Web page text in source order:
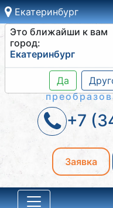
Екатеринбург
Это ближайши к вам
город:
Екатеринбург
Да
Шкафы
+7
Заявка